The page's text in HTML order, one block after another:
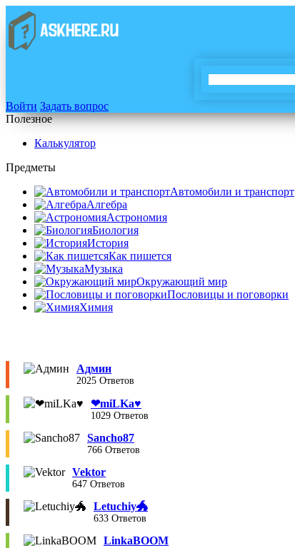
Войти Задать вопрос
Полезное
Калькулятор
Предметы
Автомобили и транспорт
Алгебра
Астрономия
Биология
История
Как пишется
Музыка
Окружающий мир
Пословицы и поговорки
Химия
Админ
2025 Ответов
❤︎miLKa♥︎
1029 Ответов
Sancho87
766 Ответов
Vektor
647 Ответов
Letuchiy🐲
633 Ответов
LinkaBOOM